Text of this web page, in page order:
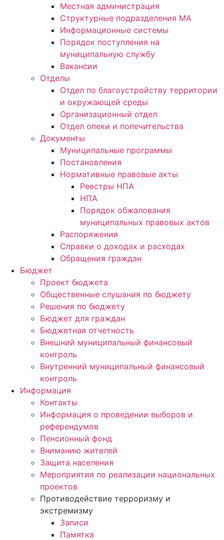
Местная администрация
Структурные подразделения МА
Информационные системы
Порядок поступления на
муниципальную службу
Вакансии
Отделы
Отдел по благоустройству территории
и окружающей среды
Организационный отдел
Отдел опеки и попечительства
Документы
Муниципальные программы
Постановления
Нормативные правовые акты
Реестры НПА
НПА
Порядок обжалования
муниципальных правовых актов
Распоряжения
Справки о доходах и расходах
Обращения граждан
Бюджет
Проект бюджета
Общественные слушания по бюджету
Решения по бюджету
Бюджет для граждан
Бюджетная отчетность
Внешний муниципальный финансовый
контроль
Внутренний муниципальный финансовый
контроль
Информация
Контакты
Информация о проведении выборов и
референдумов
Пенсионный фонд
Вниманию жителей
Защита населения
Мероприятия по реализации национальных
проектов
Противодействие терроризму и
экстремизму
Записи
Памятка